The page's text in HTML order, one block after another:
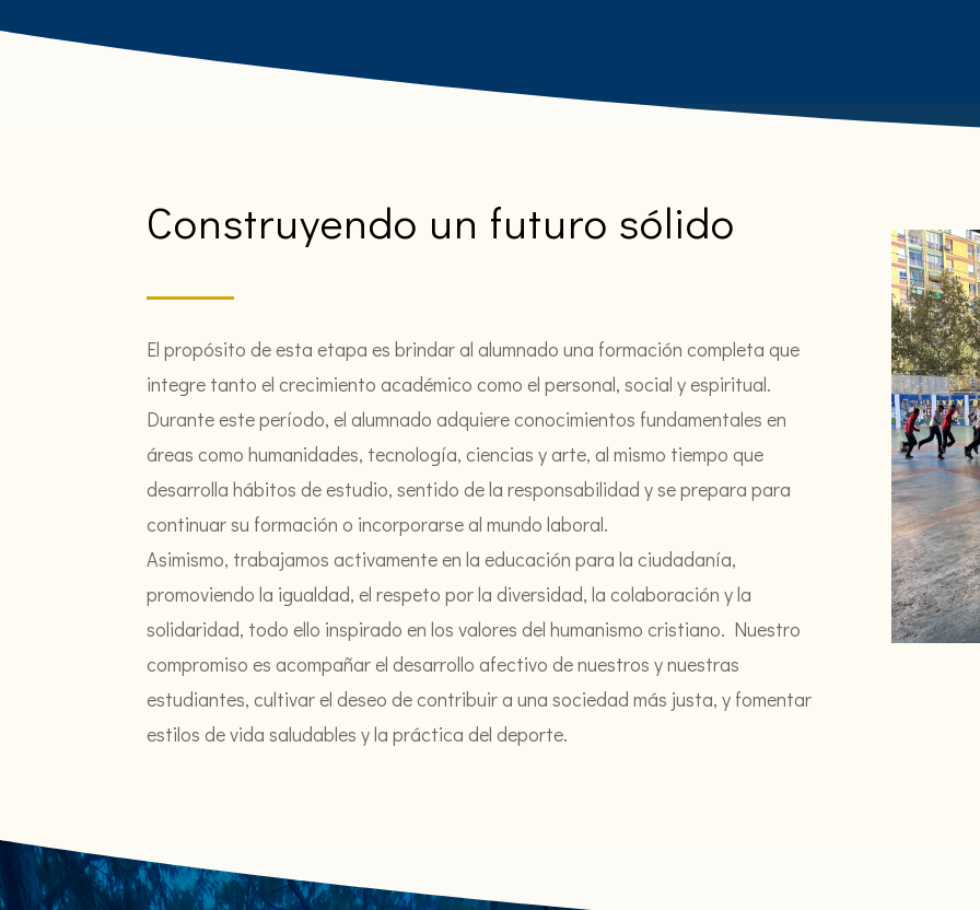
Construyendo un futuro sólido
El propósito de esta etapa es brindar al alumnado una formación completa que
integre tanto el crecimiento académico como el personal, social y espiritual.
Durante este período, el alumnado adquiere conocimientos fundamentales en
áreas como humanidades, tecnología, ciencias y arte, al mismo tiempo que
desarrolla hábitos de estudio, sentido de la responsabilidad y se prepara para
continuar su formación o incorporarse al mundo laboral.
Asimismo, trabajamos activamente en la educación para la ciudadanía,
promoviendo la igualdad, el respeto por la diversidad, la colaboración y la
solidaridad, todo ello inspirado en los valores del humanismo cristiano. Nuestro
compromiso es acompañar el desarrollo afectivo de nuestros y nuestras
estudiantes, cultivar el deseo de contribuir a una sociedad más justa, y fomentar
estilos de vida saludables y la práctica del deporte.